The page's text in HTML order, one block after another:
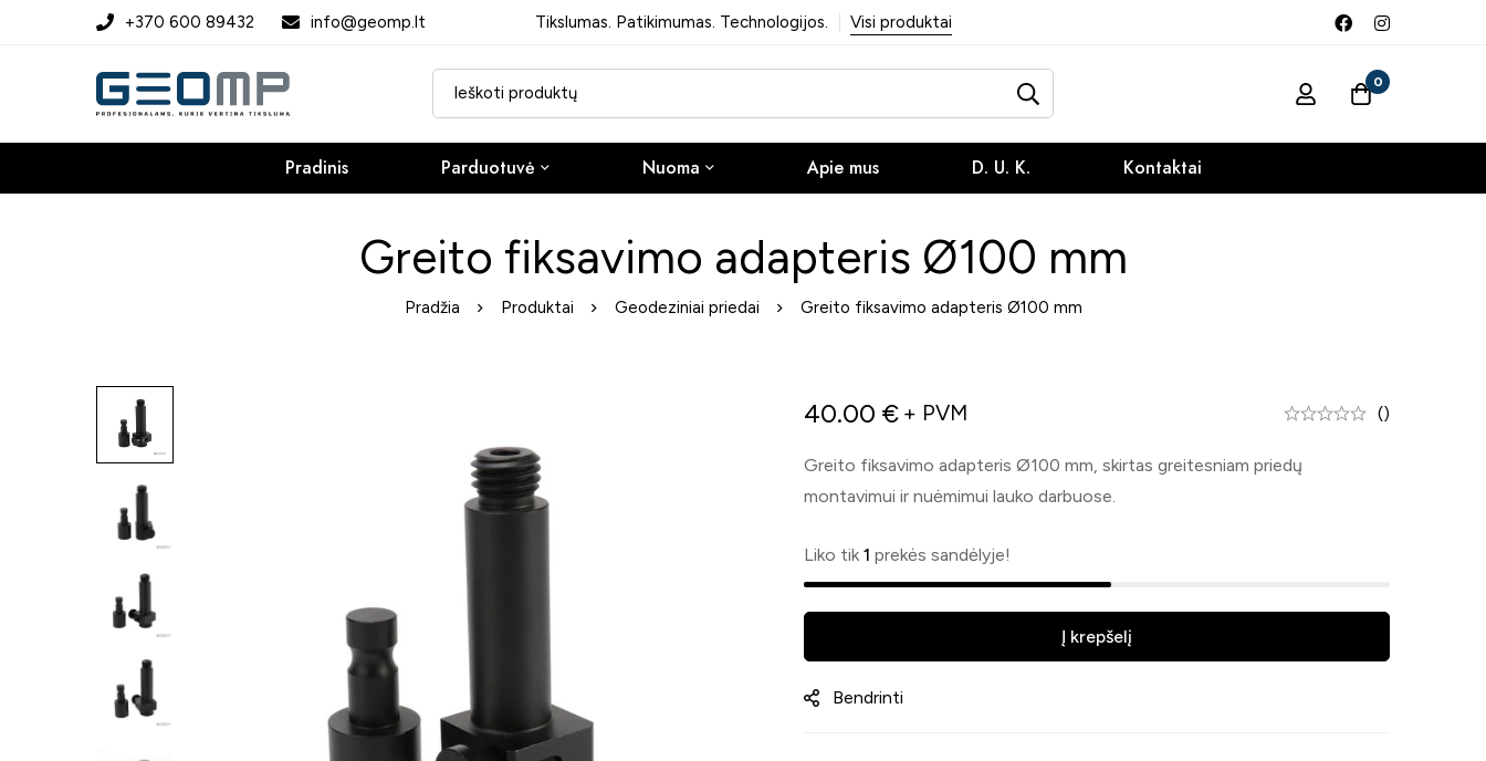
+370 600 89432 info@geomp.lt Tikslumas. Patikimumas. Technologijos. Visi produktai
0
Pradinis Parduotuvė Nuoma Apie mus D. U. K. Kontaktai
Greito fiksavimo adapteris Ø100 mm
Pradžia Produktai Geodeziniai priedai Greito fiksavimo adapteris Ø100 mm
40.00 € + PVM ()
Greito fiksavimo adapteris Ø100 mm, skirtas greitesniam priedų
montavimui ir nuėmimui lauko darbuose.
Liko tik 1 prekės sandėlyje!
Į krepšelį
Bendrinti